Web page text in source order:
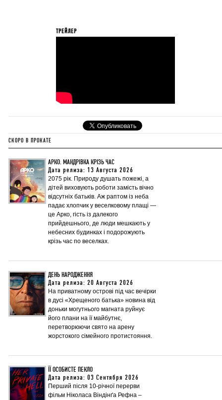
ТРЕЙЛЕР
СКОРО В ПРОКАТЕ
АРКО. МАНДРІВКА КРІЗЬ ЧАС
Дата релиза: 13 Августа 2026
2075 рік. Природу душать пожежі, а
дітей виховують роботи замість вічно
відсутніх батьків. Аж раптом із неба
падає хлопчик у веселковому плащі —
це Арко, гість із далекого
прийдешнього, де люди мешкають у
небесних будинках і подорожують
крізь час по веселках.
ДЕНЬ НАРОДЖЕННЯ
Дата релиза: 20 Августа 2026
На приватному острові під час вечірки
в дусі «Хрещеного батька» новина від
доньки могутнього магната руйнує
його плани на її майбутнє,
перетворюючи свято на арену
жорстокого сімейного протистояння.
ЇЇ ОСОБИСТЕ ПЕКЛО
Дата релиза: 03 Сентября 2026
Перший після 10-річної перерви
фільм Ніколаса Віндінґа Рефна –